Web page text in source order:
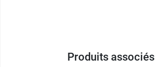
Produits associés